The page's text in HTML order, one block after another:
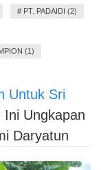
# PT. PADAIDI (2)
(1)
Untuk Sri
Ini Ungkapan
Daryatun